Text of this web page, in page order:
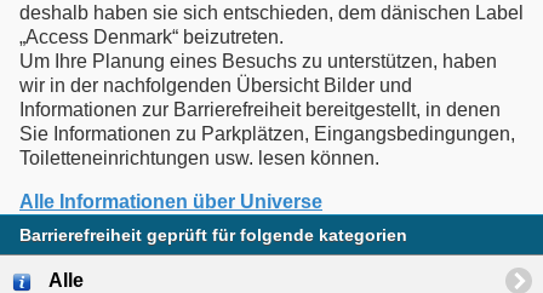
deshalb haben sie sich entschieden, dem dänischen Label
„Access Denmark“ beizutreten.
Um Ihre Planung eines Besuchs zu unterstützen, haben
wir in der nachfolgenden Übersicht Bilder und
Informationen zur Barrierefreiheit bereitgestellt, in denen
Sie Informationen zu Parkplätzen, Eingangsbedingungen,
Toiletteneinrichtungen usw. lesen können.
Alle Informationen über Universe
Barrierefreiheit geprüft für folgende kategorien
Alle